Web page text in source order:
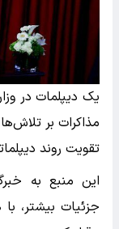
یک دیپلمات در
مذاکرات بر
تقویت روند
این منبع به
جزئیات بیشتر،